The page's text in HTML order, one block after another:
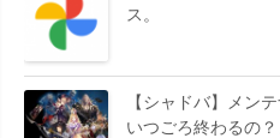
ス。
【シャドバ】メン
いつごろ終わるの？